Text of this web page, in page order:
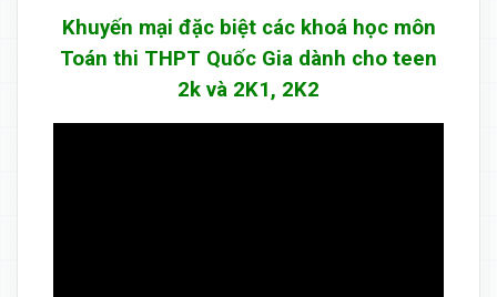
Khuyến mại đặc biệt các khoá học môn
Toán thi THPT Quốc Gia dành cho teen
2k và 2K1, 2K2